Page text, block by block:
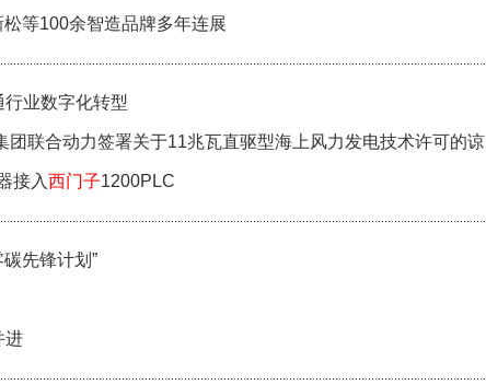
松等100余智造品牌多年连展
业数字化转型
团联合动力签署关于11兆瓦直驱型海上风力发电技术许可的谅
接入西门子1200PLC
先锋计划”
进